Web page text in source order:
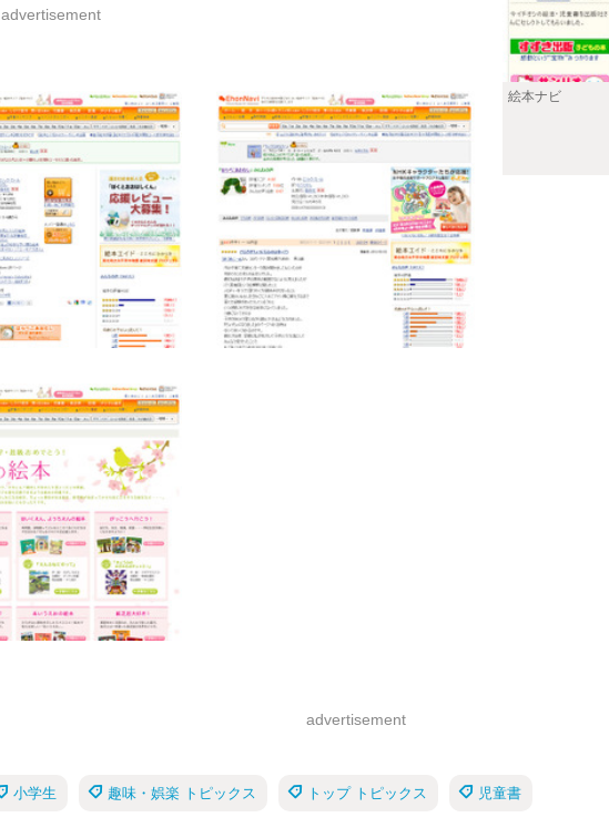
絵本ナビ
advertisement
advertisement
小学生 趣味・娯楽 トピックス トップ トピックス 児童書